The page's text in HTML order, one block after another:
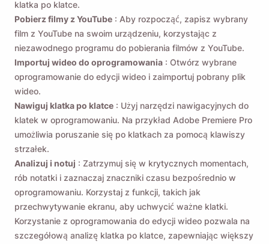
klatka po klatce.
Pobierz filmy z YouTube : Aby rozpocząć, zapisz wybrany
film z YouTube na swoim urządzeniu, korzystając z
niezawodnego programu do pobierania filmów z YouTube.
Importuj wideo do oprogramowania : Otwórz wybrane
oprogramowanie do edycji wideo i zaimportuj pobrany plik
wideo.
Nawiguj klatka po klatce : Użyj narzędzi nawigacyjnych do
klatek w oprogramowaniu. Na przykład Adobe Premiere Pro
umożliwia poruszanie się po klatkach za pomocą klawiszy
strzałek.
Analizuj i notuj : Zatrzymuj się w krytycznych momentach,
rób notatki i zaznaczaj znaczniki czasu bezpośrednio w
oprogramowaniu. Korzystaj z funkcji, takich jak
przechwytywanie ekranu, aby uchwycić ważne klatki.
Korzystanie z oprogramowania do edycji wideo pozwala na
szczegółową analizę klatka po klatce, zapewniając większy